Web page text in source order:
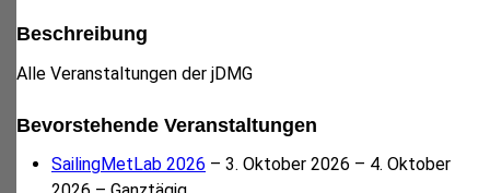
Beschreibung
Alle Veranstaltungen der jDMG
Bevorstehende Veranstaltungen
SailingMetLab 2026 – 3. Oktober 2026 – 4. Oktober